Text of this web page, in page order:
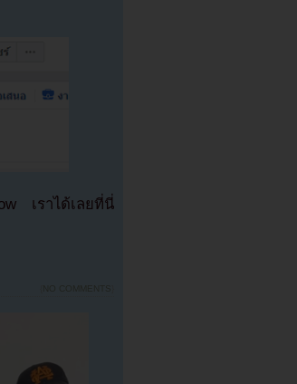
เราได้เลยที่นี่
NO COMMENTS